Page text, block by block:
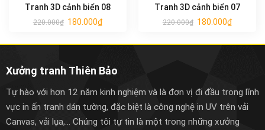
Tranh 3D cảnh biển 08
220.000₫ 180.000₫
Tranh 3D cảnh biển 07
220.000₫ 180.000₫
Xưởng tranh Thiên Bảo
Tự hào với hơn 12 năm kinh nghiệm và là đơn vị đi đầu trong lĩnh
vực in ấn tranh dán tường, đặc biệt là công nghệ in UV trên vải
Canvas, vải lụa,... Chúng tôi tự tin là một trong những xưởng